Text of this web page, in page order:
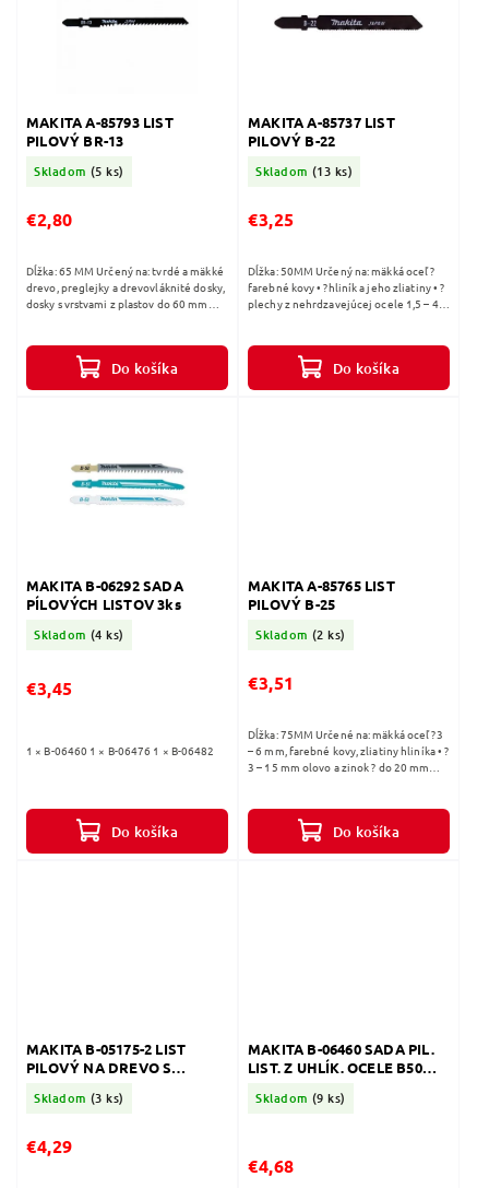
MAKITA A-85793 LIST
PILOVÝ BR-13
Skladom (5 ks)
€2,80
Do košíka
Dĺžka: 65 MM Určený na: tvrdé a mäkké
drevo, preglejky a drevovláknité dosky,
dosky s vrstvami z plastov do 60 mm
MAKITA A-85737 LIST
PILOVÝ B-22
Skladom (13 ks)
€3,25
Do košíka
Dĺžka: 50MM Určený na: mäkká oceľ ?
farebné kovy • ?hliník a jeho zliatiny • ?
plechy z nehrdzavejúcej ocele 1,5 – 4
MAKITA B-06292 SADA
PÍLOVÝCH LISTOV 3ks
Skladom (4 ks)
€3,45
Do košíka
1 × B-06460 1 × B-06476 1 × B-06482
MAKITA A-85765 LIST
PILOVÝ B-25
Skladom (2 ks)
€3,51
Do košíka
Dĺžka: 75MM Určené na: mäkká oceľ ?3
– 6 mm, farebné kovy, zliatiny hliníka • ?
3 – 15 mm olovo a zinok ? do 20 mm
MAKITA B-05175-2 LIST
PILOVÝ NA DREVO S
Skladom (3 ks)
€4,29
MAKITA B-06460 SADA PIL.
LIST. Z UHLÍK. OCELE B50
Skladom (9 ks)
€4,68